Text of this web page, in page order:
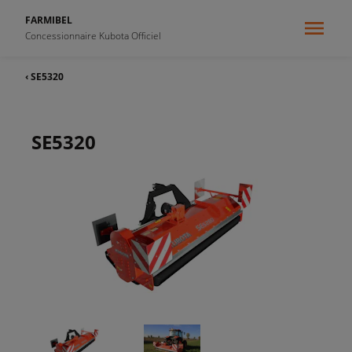
FARMIBEL
Concessionnaire Kubota Officiel
‹ SE5320
SE5320